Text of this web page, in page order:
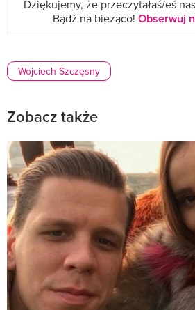
Dziękujemy, że przeczytałaś/eś
Bądź na bieżąco! Obserwuj
Wojciech Szczęsny
Zobacz także